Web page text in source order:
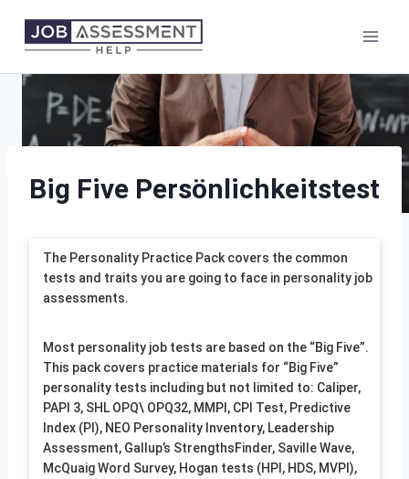
Big Five Persönlichkeitstest
The Personality Practice Pack covers the common
tests and traits you are going to face in personality job
assessments.
Most personality job tests are based on the “Big Five”.
This pack covers practice materials for “Big Five”
personality tests including but not limited to: Caliper,
PAPI 3, SHL OPQ\ OPQ32, MMPI, CPI Test, Predictive
Index (PI), NEO Personality Inventory, Leadership
Assessment, Gallup’s StrengthsFinder, Saville Wave,
McQuaig Word Survey, Hogan tests (HPI, HDS, MVPI),